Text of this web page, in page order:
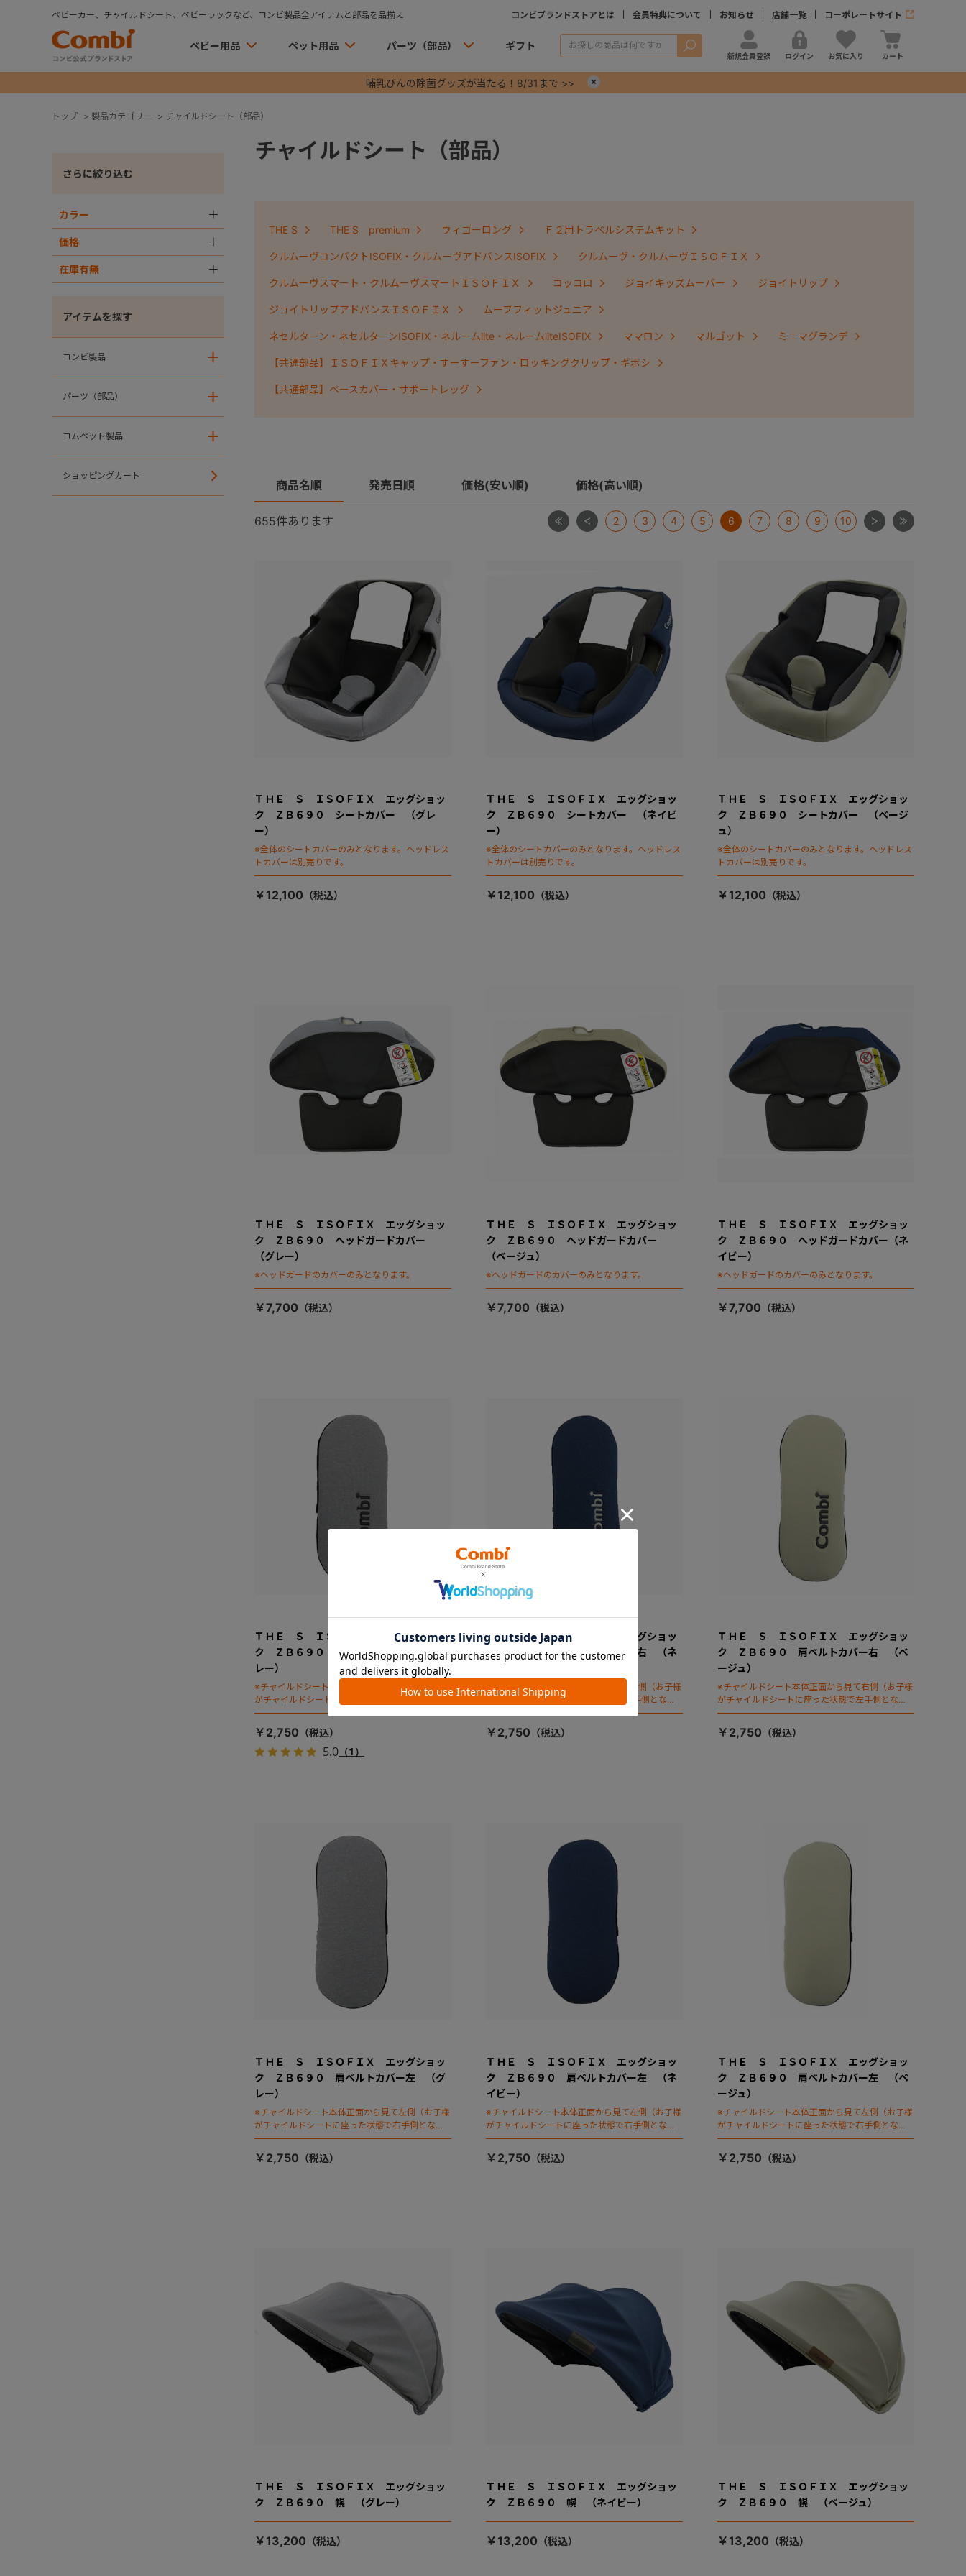
ベビーカー、チャイルドシート、ベビーラックなど、コンビ製品全アイテムと部品を品揃え コンビブランドストアとは 会員特典について お知らせ 店舗一覧 コーポレートサイト
ベビー用品 ペット用品 パーツ（部品） ギフト 検索
新規会員登録 ログイン お気に入り カート
哺乳びんの除菌グッズが当たる！8/31まで >>
トップ > 製品カテゴリー > チャイルドシート（部品）
さらに絞り込む
カラー
価格
在庫有無
アイテムを探す
コンビ製品
パーツ（部品）
コムペット製品
ショッピングカート
チャイルドシート（部品）
THE S THE S premium ウィゴーロング Ｆ２用トラベルシステムキット
クルムーヴコンパクトISOFIX・クルムーヴアドバンスISOFIX クルムーヴ・クルムーヴＩＳＯＦＩＸ
クルムーヴスマート・クルムーヴスマートＩＳＯＦＩＸ コッコロ ジョイキッズムーバー ジョイトリップ
ジョイトリップアドバンスＩＳＯＦＩＸ ムーブフィットジュニア
ネセルターン・ネセルターンISOFIX・ネルームlite・ネルームliteISOFIX ママロン マルゴット ミニマグランデ
【共通部品】ＩＳＯＦＩＸキャップ・すーすーファン・ロッキングクリップ・ギボシ
【共通部品】ベースカバー・サポートレッグ
商品名順 発売日順 価格(安い順) 価格(高い順)
655件あります 最初 前 2 3 4 5 6 7 8 9 10 次 最後
ＴＨＥ Ｓ ＩＳＯＦＩＸ エッグショッ
ク ＺＢ６９０ シートカバー （グレ
ー）
※全体のシートカバーのみとなります。ヘッドレス
トカバーは別売りです。
￥12,100
ＴＨＥ Ｓ ＩＳＯＦＩＸ エッグショッ
ク ＺＢ６９０ シートカバー （ネイビ
ー）
※全体のシートカバーのみとなります。ヘッドレス
トカバーは別売りです。
￥12,100
ＴＨＥ Ｓ ＩＳＯＦＩＸ エッグショッ
ク ＺＢ６９０ シートカバー （ベージ
ュ）
※全体のシートカバーのみとなります。ヘッドレス
トカバーは別売りです。
￥12,100
ＴＨＥ Ｓ ＩＳＯＦＩＸ エッグショッ
ク ＺＢ６９０ ヘッドガードカバー
（グレー）
※ヘッドガードのカバーのみとなります。
￥7,700
ＴＨＥ Ｓ ＩＳＯＦＩＸ エッグショッ
ク ＺＢ６９０ ヘッドガードカバー
（ベージュ）
※ヘッドガードのカバーのみとなります。
￥7,700
ＴＨＥ Ｓ ＩＳＯＦＩＸ エッグショッ
ク ＺＢ６９０ ヘッドガードカバー（ネ
イビー）
※ヘッドガードのカバーのみとなります。
￥7,700
ＴＨＥ Ｓ ＩＳＯＦＩＸ エッグショッ
ク ＺＢ６９０ 肩ベルトカバー右 （グ
レー）
※チャイルドシート本体正面から見て右側（お子様
がチャイルドシートに座った状態で左手側とな
￥2,750
5.0 （1）
ＴＨＥ Ｓ ＩＳＯＦＩＸ エッグショッ
ク ＺＢ６９０ 肩ベルトカバー右 （ネ
※チャイルドシート本体正面から見て右側（お子様
がチャイルドシートに座った状態で左手側となり
￥2,750
ＴＨＥ Ｓ ＩＳＯＦＩＸ エッグショッ
ク ＺＢ６９０ 肩ベルトカバー右 （ベ
ージュ）
※チャイルドシート本体正面から見て右側（お子様
がチャイルドシートに座った状態で左手側となり
ます。)
￥2,750
ＴＨＥ Ｓ ＩＳＯＦＩＸ エッグショッ
ク ＺＢ６９０ 肩ベルトカバー左 （グ
レー）
※チャイルドシート本体正面から見て左側（お子様
がチャイルドシートに座った状態で右手側となり
ます）
￥2,750
ＴＨＥ Ｓ ＩＳＯＦＩＸ エッグショッ
ク ＺＢ６９０ 肩ベルトカバー左 （ネ
イビー）
※チャイルドシート本体正面から見て左側（お子様
がチャイルドシートに座った状態で右手側となり
ます）
￥2,750
ＴＨＥ Ｓ ＩＳＯＦＩＸ エッグショッ
ク ＺＢ６９０ 肩ベルトカバー左 （ベ
ージュ）
※チャイルドシート本体正面から見て左側（お子様
がチャイルドシートに座った状態で右手側となり
ます）
￥2,750
ＴＨＥ Ｓ ＩＳＯＦＩＸ エッグショッ
ク ＺＢ６９０ 幌 （グレー）
￥13,200
ＴＨＥ Ｓ ＩＳＯＦＩＸ エッグショッ
ク ＺＢ６９０ 幌 （ネイビー）
￥13,200
ＴＨＥ Ｓ ＩＳＯＦＩＸ エッグショッ
ク ＺＢ６９０ 幌 （ベージュ）
￥13,200